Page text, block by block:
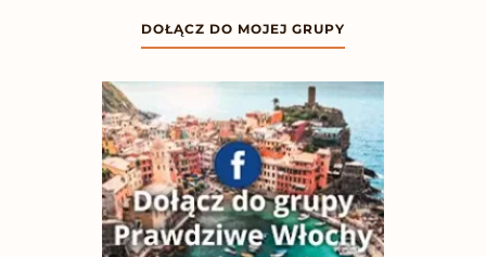
DOŁĄCZ DO MOJEJ GRUPY